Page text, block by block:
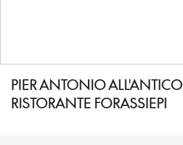
PIER ANTONIO ALL'ANTICO
RISTORANTE FORASSIEPI